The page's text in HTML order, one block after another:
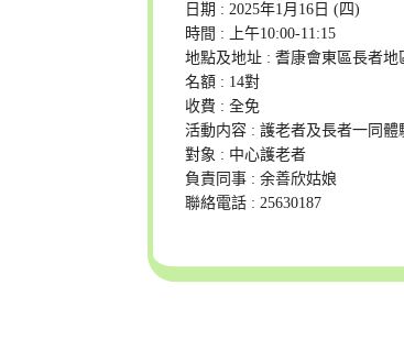
日期 : 2025年1月16日 (四)
時間 : 上午10:00-11:15
地點及地址 : 耆康會東區長者
名額 : 14對
收費 : 全免
活動内容 : 護老者及長者一同
對象 : 中心護老者
負責同事 : 余善欣姑娘
聯絡電話 : 25630187